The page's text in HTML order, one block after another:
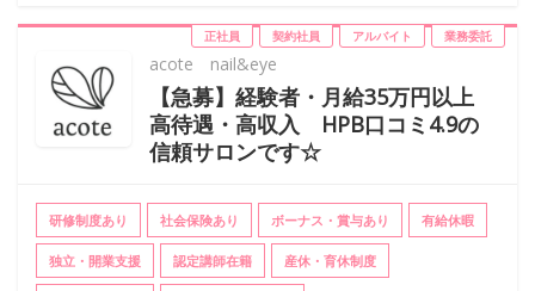
正社員 契約社員 アルバイト 業務委託
acote nail&eye
【急募】経験者・月給35万円以上
高待遇・高収入 HPB口コミ4.9の
信頼サロンです☆
研修制度あり 社会保険あり ボーナス・賞与あり 有給休暇
独立・開業支援 認定講師在籍 産休・育休制度